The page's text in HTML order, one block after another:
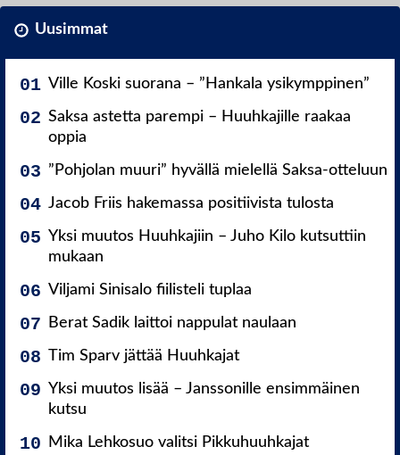
Uusimmat
Ville Koski suorana – ”Hankala ysikymppinen”
Saksa astetta parempi – Huuhkajille raakaa
oppia
”Pohjolan muuri” hyvällä mielellä Saksa-otteluun
Jacob Friis hakemassa positiivista tulosta
Yksi muutos Huuhkajiin – Juho Kilo kutsuttiin
mukaan
Viljami Sinisalo fiilisteli tuplaa
Berat Sadik laittoi nappulat naulaan
Tim Sparv jättää Huuhkajat
Yksi muutos lisää – Janssonille ensimmäinen
kutsu
Mika Lehkosuo valitsi Pikkuhuuhkajat